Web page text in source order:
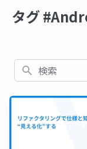
タグ
検索